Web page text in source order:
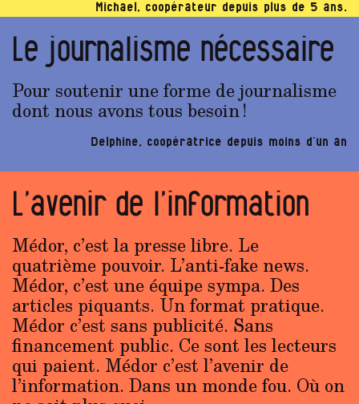
Michael, coopérateur depuis plus de 5 ans.
Le journalisme nécessaire
Pour soutenir une forme de journalisme
dont nous avons tous besoin !
Delphine, coopératrice depuis moins d’un an
L’avenir de l’information
Médor, c’est la presse libre. Le
quatrième pouvoir. L’anti-fake news.
Médor, c’est une équipe sympa. Des
articles piquants. Un format pratique.
Médor c’est sans publicité. Sans
financement public. Ce sont les lecteurs
qui paient. Médor c’est l’avenir de
l’information. Dans un monde fou. Où on